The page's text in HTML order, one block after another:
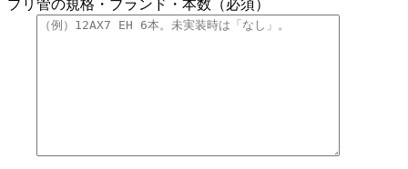
プリ管の規格・ブランド・本数（必須）